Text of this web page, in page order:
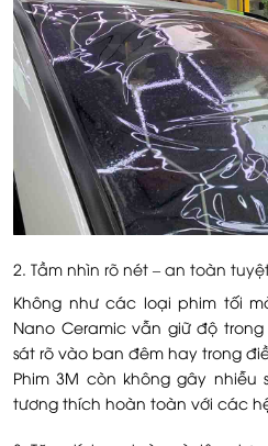
2. Tầm nhìn rõ nét – an toàn
Không như các loại phim tối
Nano Ceramic vẫn giữ độ
sát rõ vào ban đêm hay trong
Phim 3M còn không gây nhiễu
tương thích hoàn toàn với các